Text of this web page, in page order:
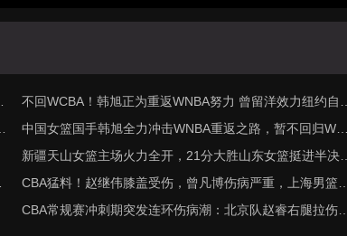
不回WCBA！韩旭正为重返WNBA努力 曾留洋效力纽约自由
人
中国女篮国手韩旭全力冲击WNBA重返之路，暂不回归WCB
A聚焦顶级赛场
新疆天山女篮主场火力全开，21分大胜山东女篮挺进半决
赛，武桐桐助攻如潮，将对手已经击溃，战斗到底，实力无
可争议！
CBA猛料！赵继伟膝盖受伤，曾凡博伤病严重，上海男篮将
帅不合！
CBA常规赛冲刺期突发连环伤病潮：北京队赵睿右腿拉伤休